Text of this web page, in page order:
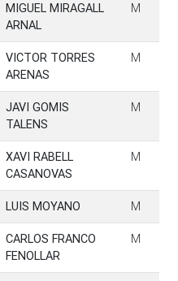
MIGUEL MIRAGALL
ARNAL
M
VICTOR TORRES
ARENAS
M
JAVI GOMIS
TALENS
M
XAVI RABELL
CASANOVAS
M
LUIS MOYANO M
CARLOS FRANCO
FENOLLAR
M